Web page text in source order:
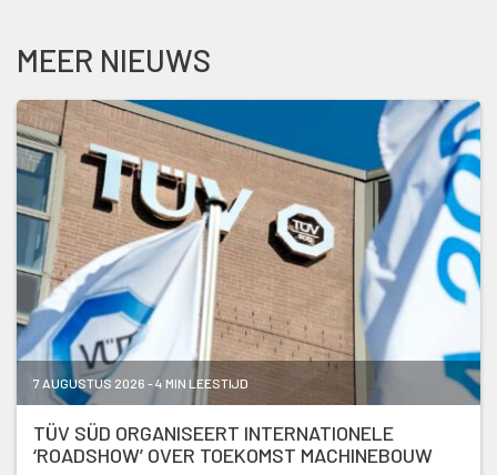
MEER NIEUWS
7 AUGUSTUS 2026 - 4 MIN LEESTIJD
TÜV SÜD ORGANISEERT INTERNATIONELE
‘ROADSHOW’ OVER TOEKOMST MACHINEBOUW